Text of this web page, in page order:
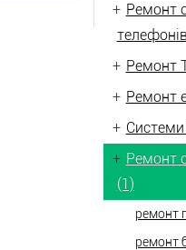
+ Ремонт
+ Ремонт
+ Ремонт
+
+ Ремонт
(1)
ремонт
ремонт